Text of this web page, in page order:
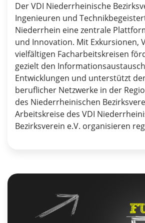
Der VDI Niederrheinische
Ingenieuren und
Niederrhein eine zentrale
und Innovation. Mit Exkursionen,
vielfältigen Facharbeitskreisen
gezielt den
Entwicklungen und unterstützt
beruflicher Netzwerke in der
des Niederrheinischen
Arbeitskreise des VDI
Bezirksverein e.V. organisieren